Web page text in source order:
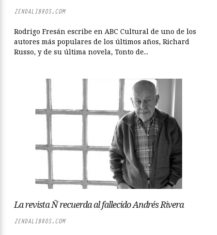
ZENDALIBROS.COM
Rodrigo Fresán escribe en ABC Cultural de uno de los
autores más populares de los últimos años, Richard
Russo, y de su última novela, Tonto de...
La revista Ñ recuerda al fallecido Andrés Rivera
ZENDALIBROS.COM